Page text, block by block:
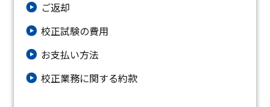
ご返却
校正試験の費用
お支払い方法
校正業務に関する約款